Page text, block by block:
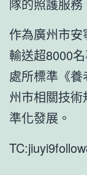
隊的照護服務
作為廣州市
輸送超8000
處所標準《
州市相關技
準化發展。